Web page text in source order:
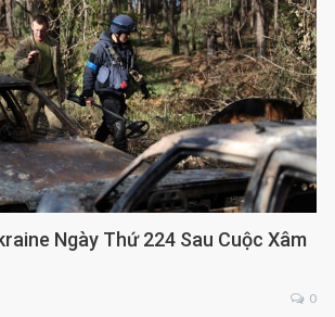
Ngày Thứ 224 Sau Cuộc Xâm
0